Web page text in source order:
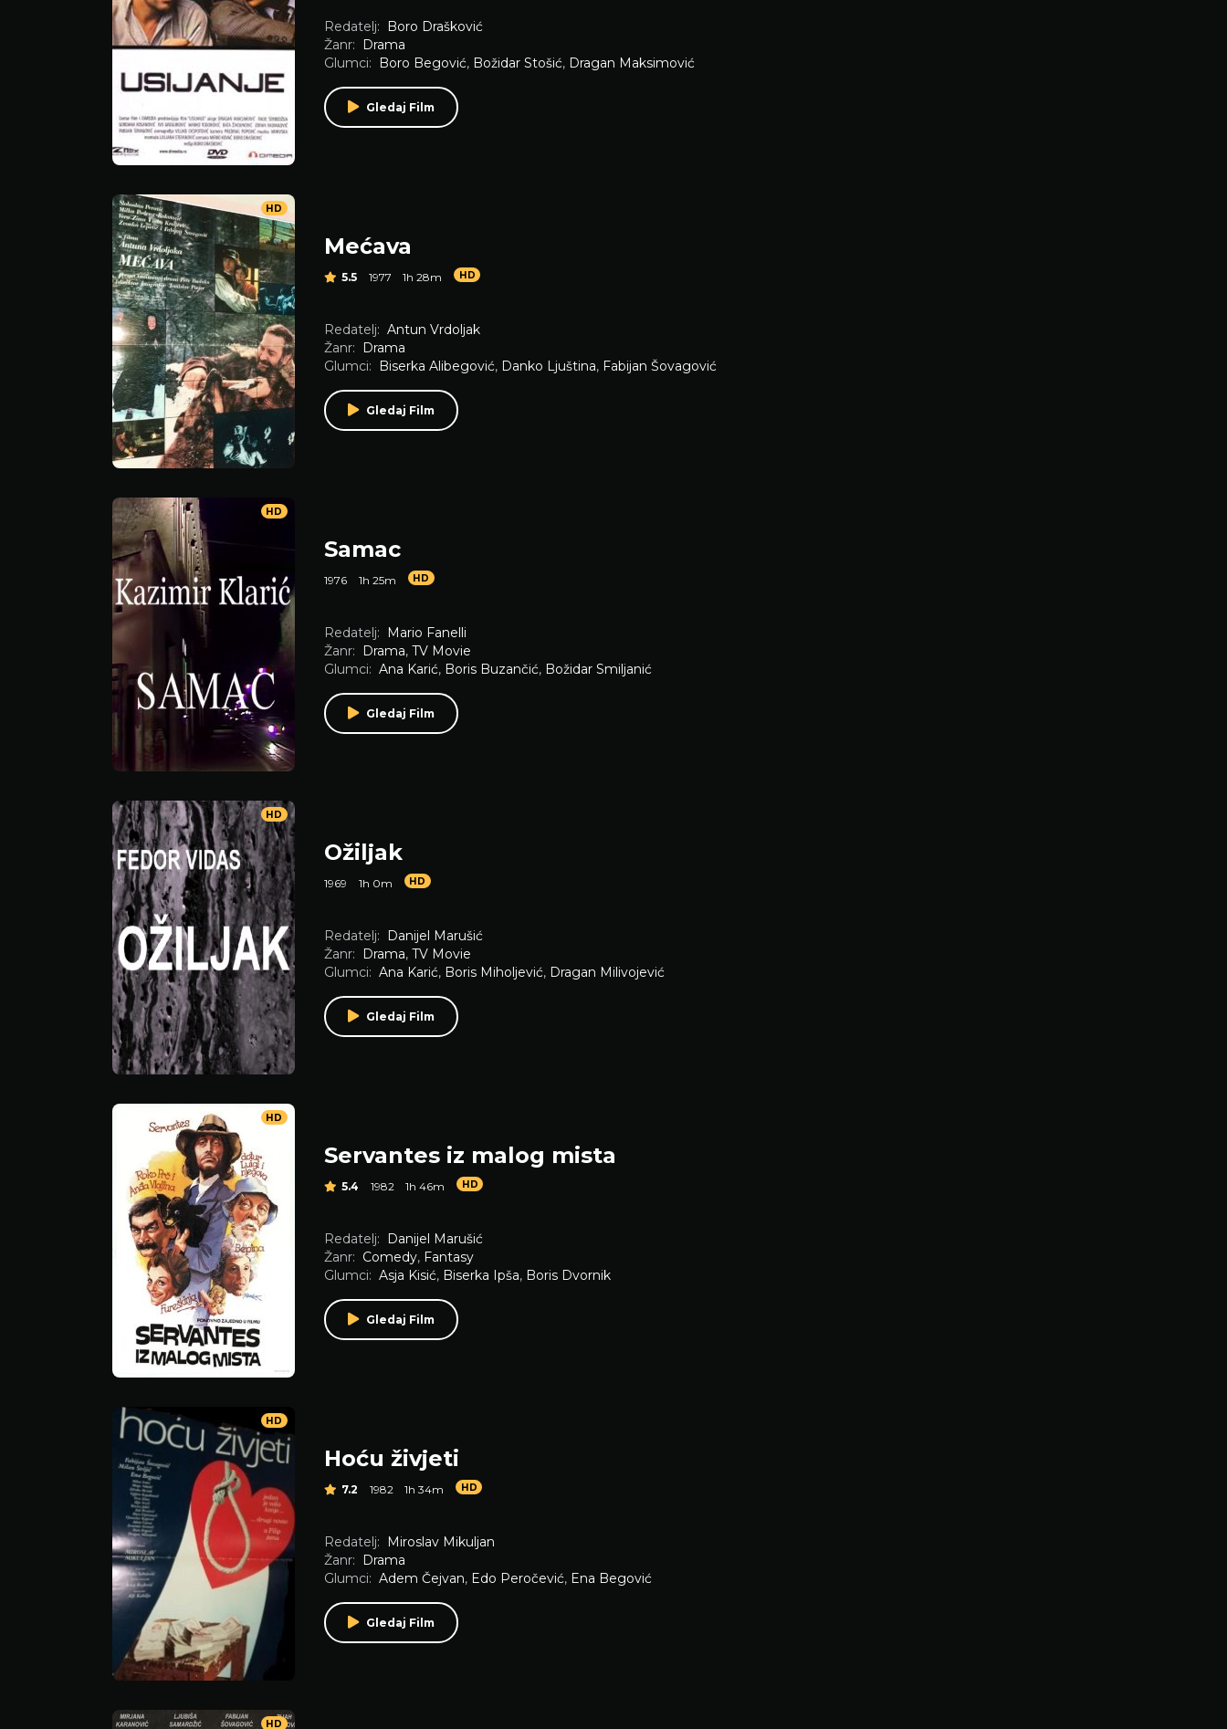
Redatelj:
Boro Drašković
Žanr:
Drama
Glumci:
Boro Begović, Božidar Stošić, Dragan Maksimović
Gledaj Film
HD
Mećava
5.5 1977 1h 28m HD
Redatelj: Antun Vrdoljak
Žanr:
Drama
Glumci:
Biserka Alibegović, Danko Ljuština, Fabijan Šovagović
Gledaj Film
HD
Samac
1976 1h 25m HD
Redatelj:
Mario Fanelli
Žanr:
Drama, TV Movie
Glumci: Ana Karić, Boris Buzančić, Božidar Smiljanić
Gledaj Film
HD
Ožiljak
1969 1h 0m HD
Redatelj:
Danijel Marušić
Žanr:
Drama, TV Movie
Glumci: Ana Karić, Boris Miholjević, Dragan Milivojević
Gledaj Film
HD
Servantes iz malog mista
5.4 1982 1h 46m HD
Redatelj:
Danijel Marušić
Žanr: Comedy, Fantasy
Glumci: Asja Kisić, Biserka Ipša, Boris Dvornik
Gledaj Film
HD
Hoću živjeti
7.2 1982 1h 34m HD
Redatelj:
Miroslav Mikuljan
Žanr:
Drama
Glumci: Adem Čejvan, Edo Peročević, Ena Begović
Gledaj Film
HD